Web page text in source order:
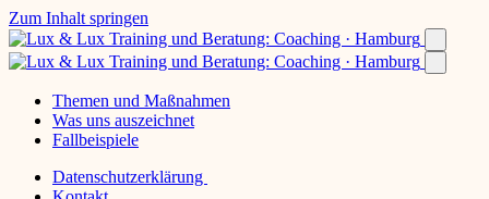
Zum Inhalt springen
Themen und Maßnahmen
Was uns auszeichnet
Fallbeispiele
Datenschutzerklärung